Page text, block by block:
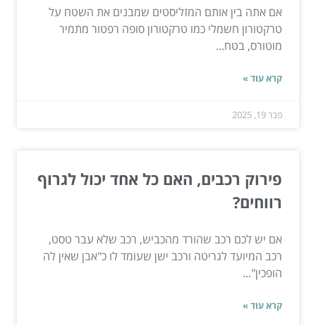
אם אתה בין אותם המזליסטים שמבנים את השטח על
טרקטורון חשמלי כמו טרקטורון סופה רפטור מתמיר
מוטורס, בטח...
קרא עוד »
פבר 19, 2025
פירוק רכבים, האם כל אחד יכול לגרוף
רווחים?
אם יש לכם רכב שהורד מהכביש, רכב שלא עבר טסט,
רכב המיועד לגריטה ורכב ישן שעומד לו כ"אבן שאין לה
הופכין"...
קרא עוד »